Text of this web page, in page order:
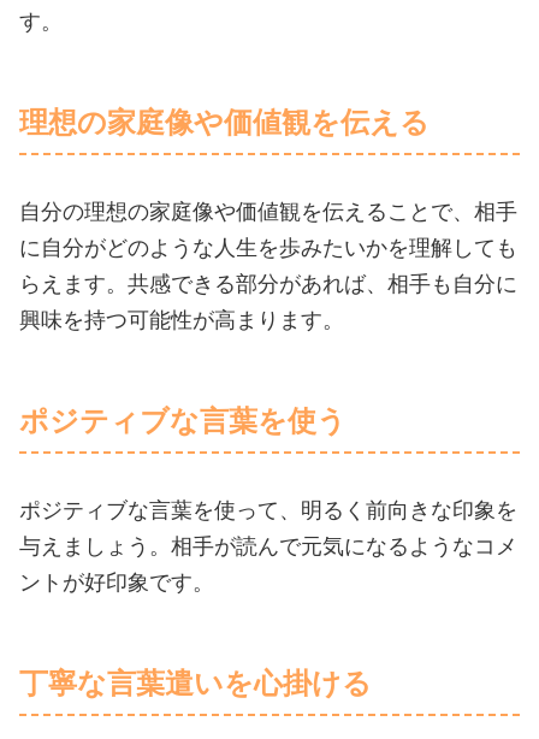
す。
理想の家庭像や価値観を伝える
自分の理想の家庭像や価値観を伝えることで、相手
に自分がどのような人生を歩みたいかを理解しても
らえます。共感できる部分があれば、相手も自分に
興味を持つ可能性が高まります。
ポジティブな言葉を使う
ポジティブな言葉を使って、明るく前向きな印象を
与えましょう。相手が読んで元気になるようなコメ
ントが好印象です。
丁寧な言葉遣いを心掛ける